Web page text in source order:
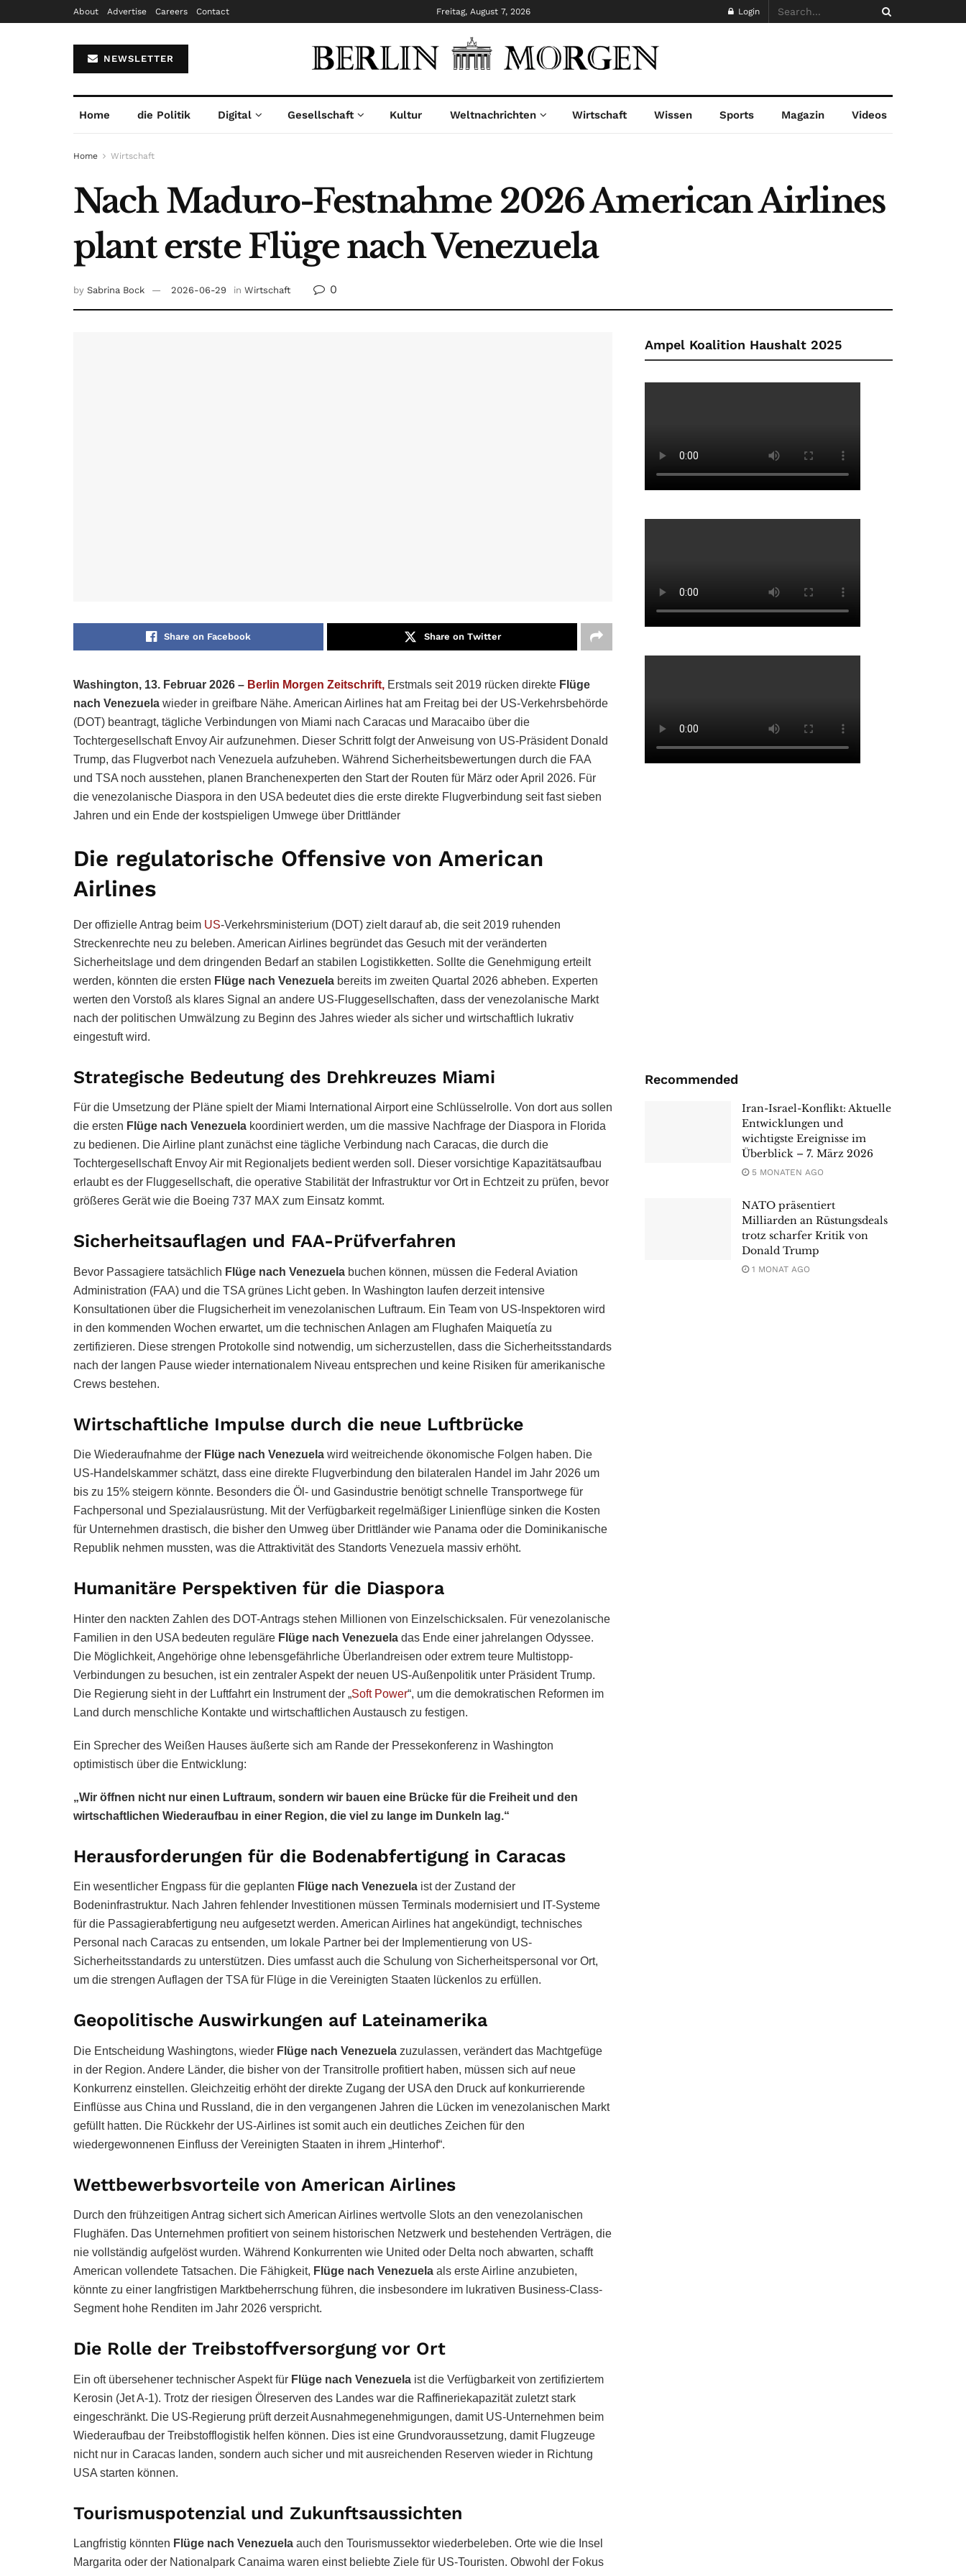
About Advertise Careers Contact Freitag, August 7, 2026 Login
NEWSLETTER
Home die Politik Digital Gesellschaft Kultur Weltnachrichten Wirtschaft Wissen Sports Magazin Videos
Home Wirtschaft
Nach Maduro-Festnahme 2026 American Airlines
plant erste Flüge nach Venezuela
by Sabrina Bock 2026-06-29 in Wirtschaft 0
Share on Facebook Share on Twitter
Washington, 13. Februar 2026 – Berlin Morgen Zeitschrift, Erstmals seit 2019 rücken direkte Flüge
nach Venezuela wieder in greifbare Nähe. American Airlines hat am Freitag bei der US-Verkehrsbehörde
(DOT) beantragt, tägliche Verbindungen von Miami nach Caracas und Maracaibo über die
Tochtergesellschaft Envoy Air aufzunehmen. Dieser Schritt folgt der Anweisung von US-Präsident Donald
Trump, das Flugverbot nach Venezuela aufzuheben. Während Sicherheitsbewertungen durch die FAA
und TSA noch ausstehen, planen Branchenexperten den Start der Routen für März oder April 2026. Für
die venezolanische Diaspora in den USA bedeutet dies die erste direkte Flugverbindung seit fast sieben
Jahren und ein Ende der kostspieligen Umwege über Drittländer
Die regulatorische Offensive von American
Airlines
Der offizielle Antrag beim US-Verkehrsministerium (DOT) zielt darauf ab, die seit 2019 ruhenden
Streckenrechte neu zu beleben. American Airlines begründet das Gesuch mit der veränderten
Sicherheitslage und dem dringenden Bedarf an stabilen Logistikketten. Sollte die Genehmigung erteilt
werden, könnten die ersten Flüge nach Venezuela bereits im zweiten Quartal 2026 abheben. Experten
werten den Vorstoß als klares Signal an andere US-Fluggesellschaften, dass der venezolanische Markt
nach der politischen Umwälzung zu Beginn des Jahres wieder als sicher und wirtschaftlich lukrativ
eingestuft wird.
Strategische Bedeutung des Drehkreuzes Miami
Für die Umsetzung der Pläne spielt der Miami International Airport eine Schlüsselrolle. Von dort aus sollen
die ersten Flüge nach Venezuela koordiniert werden, um die massive Nachfrage der Diaspora in Florida
zu bedienen. Die Airline plant zunächst eine tägliche Verbindung nach Caracas, die durch die
Tochtergesellschaft Envoy Air mit Regionaljets bedient werden soll. Dieser vorsichtige Kapazitätsaufbau
erlaubt es der Fluggesellschaft, die operative Stabilität der Infrastruktur vor Ort in Echtzeit zu prüfen, bevor
größeres Gerät wie die Boeing 737 MAX zum Einsatz kommt.
Sicherheitsauflagen und FAA-Prüfverfahren
Bevor Passagiere tatsächlich Flüge nach Venezuela buchen können, müssen die Federal Aviation
Administration (FAA) und die TSA grünes Licht geben. In Washington laufen derzeit intensive
Konsultationen über die Flugsicherheit im venezolanischen Luftraum. Ein Team von US-Inspektoren wird
in den kommenden Wochen erwartet, um die technischen Anlagen am Flughafen Maiquetía zu
zertifizieren. Diese strengen Protokolle sind notwendig, um sicherzustellen, dass die Sicherheitsstandards
nach der langen Pause wieder internationalem Niveau entsprechen und keine Risiken für amerikanische
Crews bestehen.
Wirtschaftliche Impulse durch die neue Luftbrücke
Die Wiederaufnahme der Flüge nach Venezuela wird weitreichende ökonomische Folgen haben. Die
US-Handelskammer schätzt, dass eine direkte Flugverbindung den bilateralen Handel im Jahr 2026 um
bis zu 15% steigern könnte. Besonders die Öl- und Gasindustrie benötigt schnelle Transportwege für
Fachpersonal und Spezialausrüstung. Mit der Verfügbarkeit regelmäßiger Linienflüge sinken die Kosten
für Unternehmen drastisch, die bisher den Umweg über Drittländer wie Panama oder die Dominikanische
Republik nehmen mussten, was die Attraktivität des Standorts Venezuela massiv erhöht.
Humanitäre Perspektiven für die Diaspora
Hinter den nackten Zahlen des DOT-Antrags stehen Millionen von Einzelschicksalen. Für venezolanische
Familien in den USA bedeuten reguläre Flüge nach Venezuela das Ende einer jahrelangen Odyssee.
Die Möglichkeit, Angehörige ohne lebensgefährliche Überlandreisen oder extrem teure Multistopp-
Verbindungen zu besuchen, ist ein zentraler Aspekt der neuen US-Außenpolitik unter Präsident Trump.
Die Regierung sieht in der Luftfahrt ein Instrument der „Soft Power“, um die demokratischen Reformen im
Land durch menschliche Kontakte und wirtschaftlichen Austausch zu festigen.
Ein Sprecher des Weißen Hauses äußerte sich am Rande der Pressekonferenz in Washington
optimistisch über die Entwicklung:
„Wir öffnen nicht nur einen Luftraum, sondern wir bauen eine Brücke für die Freiheit und den
wirtschaftlichen Wiederaufbau in einer Region, die viel zu lange im Dunkeln lag.“
Herausforderungen für die Bodenabfertigung in Caracas
Ein wesentlicher Engpass für die geplanten Flüge nach Venezuela ist der Zustand der
Bodeninfrastruktur. Nach Jahren fehlender Investitionen müssen Terminals modernisiert und IT-Systeme
für die Passagierabfertigung neu aufgesetzt werden. American Airlines hat angekündigt, technisches
Personal nach Caracas zu entsenden, um lokale Partner bei der Implementierung von US-
Sicherheitsstandards zu unterstützen. Dies umfasst auch die Schulung von Sicherheitspersonal vor Ort,
um die strengen Auflagen der TSA für Flüge in die Vereinigten Staaten lückenlos zu erfüllen.
Geopolitische Auswirkungen auf Lateinamerika
Die Entscheidung Washingtons, wieder Flüge nach Venezuela zuzulassen, verändert das Machtgefüge
in der Region. Andere Länder, die bisher von der Transitrolle profitiert haben, müssen sich auf neue
Konkurrenz einstellen. Gleichzeitig erhöht der direkte Zugang der USA den Druck auf konkurrierende
Einflüsse aus China und Russland, die in den vergangenen Jahren die Lücken im venezolanischen Markt
gefüllt hatten. Die Rückkehr der US-Airlines ist somit auch ein deutliches Zeichen für den
wiedergewonnenen Einfluss der Vereinigten Staaten in ihrem „Hinterhof“.
Wettbewerbsvorteile von American Airlines
Durch den frühzeitigen Antrag sichert sich American Airlines wertvolle Slots an den venezolanischen
Flughäfen. Das Unternehmen profitiert von seinem historischen Netzwerk und bestehenden Verträgen, die
nie vollständig aufgelöst wurden. Während Konkurrenten wie United oder Delta noch abwarten, schafft
American vollendete Tatsachen. Die Fähigkeit, Flüge nach Venezuela als erste Airline anzubieten,
könnte zu einer langfristigen Marktbeherrschung führen, die insbesondere im lukrativen Business-Class-
Segment hohe Renditen im Jahr 2026 verspricht.
Die Rolle der Treibstoffversorgung vor Ort
Ein oft übersehener technischer Aspekt für Flüge nach Venezuela ist die Verfügbarkeit von zertifiziertem
Kerosin (Jet A-1). Trotz der riesigen Ölreserven des Landes war die Raffineriekapazität zuletzt stark
eingeschränkt. Die US-Regierung prüft derzeit Ausnahmegenehmigungen, damit US-Unternehmen beim
Wiederaufbau der Treibstofflogistik helfen können. Dies ist eine Grundvoraussetzung, damit Flugzeuge
nicht nur in Caracas landen, sondern auch sicher und mit ausreichenden Reserven wieder in Richtung
USA starten können.
Tourismuspotenzial und Zukunftsaussichten
Langfristig könnten Flüge nach Venezuela auch den Tourismussektor wiederbeleben. Orte wie die Insel
Margarita oder der Nationalpark Canaima waren einst beliebte Ziele für US-Touristen. Obwohl der Fokus
Ampel Koalition Haushalt 2025
Recommended
Iran-Israel-Konflikt: Aktuelle
Entwicklungen und
wichtigste Ereignisse im
Überblick – 7. März 2026
5 MONATEN AGO
NATO präsentiert
Milliarden an Rüstungsdeals
trotz scharfer Kritik von
Donald Trump
1 MONAT AGO